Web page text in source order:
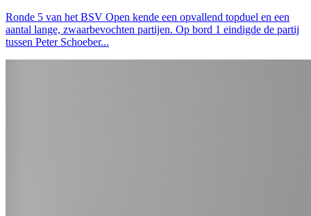
Ronde 5 van het BSV Open kende een opvallend topduel en een
aantal lange, zwaarbevochten partijen. Op bord 1 eindigde de partij
tussen Peter Schoeber...